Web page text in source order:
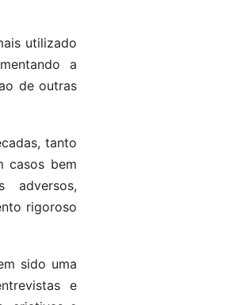
utilizado
a
de outras
tanto
casos bem
adversos,
rigoroso
sido uma
e